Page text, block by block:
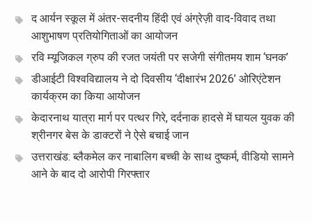
द आर्यन स्कूल में अंतर-सदनीय हिंदी एवं अंग्रेज़ी वाद-विवाद तथा
आशुभाषण प्रतियोगिताओं का आयोजन
रवि म्यूजिकल ग्रुप की रजत जयंती पर सजेगी संगीतमय शाम ‘घनक’
डीआईटी विश्वविद्यालय ने दो दिवसीय ‘दीक्षारंभ 2026’ ओरिएंटेशन
कार्यक्रम का किया आयोजन
केदारनाथ यात्रा मार्ग पर पत्थर गिरे, दर्दनाक हादसे में घायल युवक की
श्रीनगर बेस के डाक्टरों ने ऐसे बचाई जान
उत्तराखंड: ब्लैकमेल कर नाबालिग बच्ची के साथ दुष्कर्म, वीडियो सामने
आने के बाद दो आरोपी गिरफ्तार